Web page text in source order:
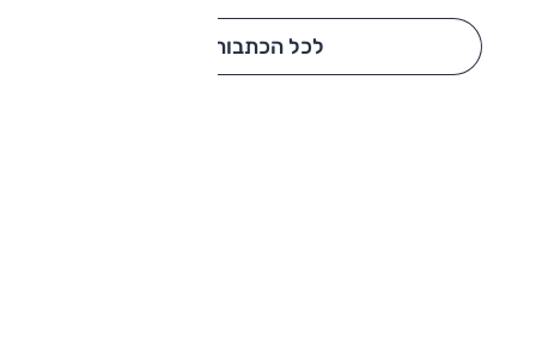
לכל הכתבות